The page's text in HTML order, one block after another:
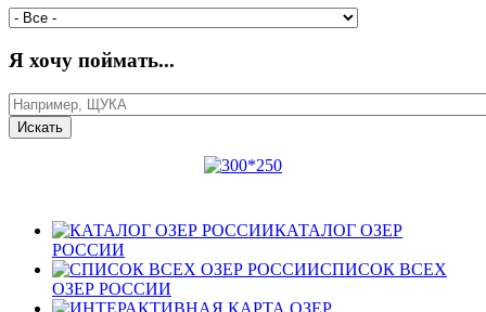
Я хочу поймать...
КАТАЛОГ ОЗЕР
РОССИИ
СПИСОК ВСЕХ
ОЗЕР РОССИИ